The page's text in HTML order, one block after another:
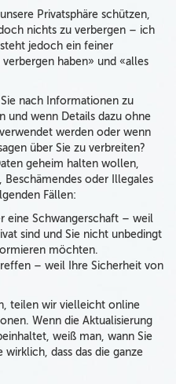
Privatsphäre schützen,
nichts zu verbergen – ich
jedoch ein feiner
haben» und «alles
nach Informationen zu
und wenn Details dazu ohne
werden oder wenn
über Sie zu verbreiten?
geheim halten wollen,
oder Illegales
Fällen:
eine Schwangerschaft – weil
sind und Sie nicht unbedingt
möchten.
– weil Ihre Sicherheit von
teilen wir vielleicht online
Wenn die Aktualisierung
weiß man, wann Sie
dass das die ganze